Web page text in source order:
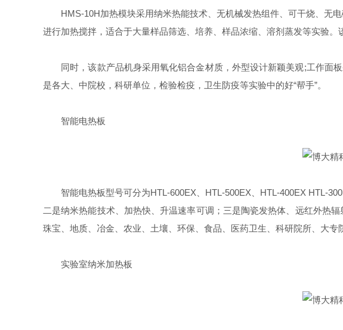
HMS-10H加热模块采用纳米热能技术、无机械发热组件、可干烧、无电
进行加热搅拌，适合于大量样品筛选、培养、样品浓缩、溶剂蒸发等实验
同时，该款产品机身采用氧化铝合金材质，外型设计新颖美观;工作面板
是各大、中院校，科研单位，检验检疫，卫生防疫等实验中的好“帮手”。
智能电热板
智能电热板型号可分为HTL-600EX、HTL-500EX、HTL-400EX HTL-
二是纳米热能技术、加热快、升温速率可调；三是陶瓷发热体、远红外热
珠宝、地质、冶金、农业、土壤、环保、食品、医药卫生、科研院所、大
实验室纳米加热板